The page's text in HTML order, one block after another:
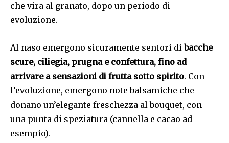
che vira al granato, dopo un periodo di
evoluzione.
Al naso emergono sicuramente sentori dibacche
scure, ciliegia, prugna e confettura, fino ad
arrivare a sensazioni di frutta sotto spirito. Con
l’evoluzione, emergono note balsamiche che
donano un’elegante freschezza al bouquet, con
una punta di speziatura (cannella e cacao ad
esempio).